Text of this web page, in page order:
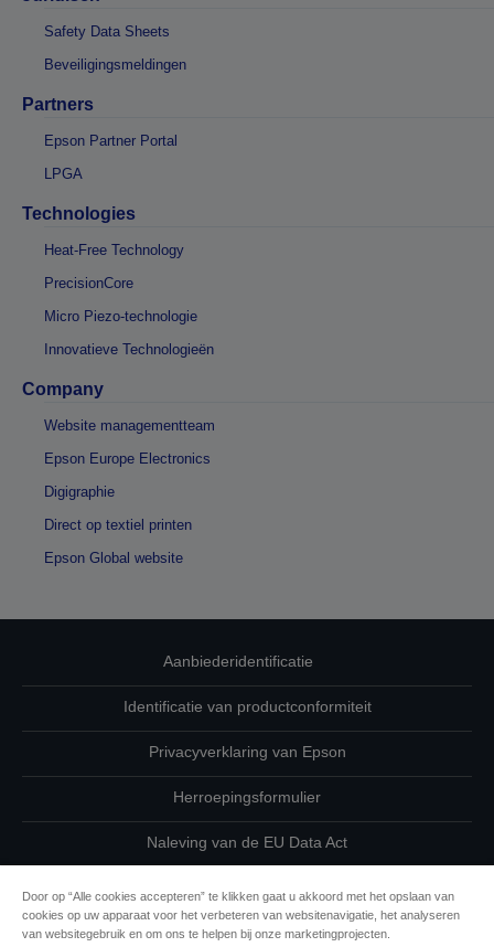
Safety Data Sheets
Beveiligingsmeldingen
Partners
Epson Partner Portal
LPGA
Technologies
Heat-Free Technology
PrecisionCore
Micro Piezo-technologie
Innovatieve Technologieën
Company
Website managementteam
Epson Europe Electronics
Digigraphie
Direct op textiel printen
Epson Global website
Aanbiederidentificatie
Identificatie van productconformiteit
Privacyverklaring van Epson
Herroepingsformulier
Naleving van de EU Data Act
Cookie-informatie
Door op “Alle cookies accepteren” te klikken gaat u akkoord met het opslaan van
cookies op uw apparaat voor het verbeteren van websitenavigatie, het analyseren
van websitegebruik en om ons te helpen bij onze marketingprojecten.